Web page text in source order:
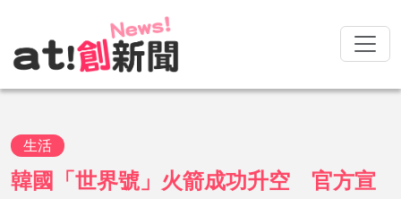
生活
韓國「世界號」火箭成功升空 官方宣